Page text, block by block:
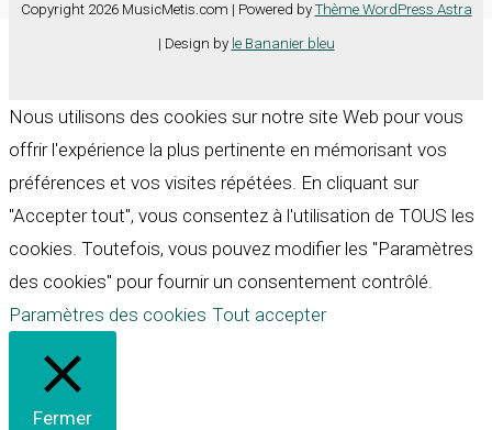
Copyright 2026 MusicMetis.com | Powered by Thème WordPress Astra
| Design by le Bananier bleu
Nous utilisons des cookies sur notre site Web pour vous
offrir l'expérience la plus pertinente en mémorisant vos
préférences et vos visites répétées. En cliquant sur
"Accepter tout", vous consentez à l'utilisation de TOUS les
cookies. Toutefois, vous pouvez modifier les "Paramètres
des cookies" pour fournir un consentement contrôlé.
Paramètres des cookies Tout accepter
Fermer